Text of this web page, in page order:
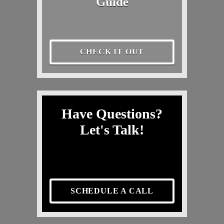
CHECK IT OUT
Have Questions?
Let's Talk!
SCHEDULE A CALL